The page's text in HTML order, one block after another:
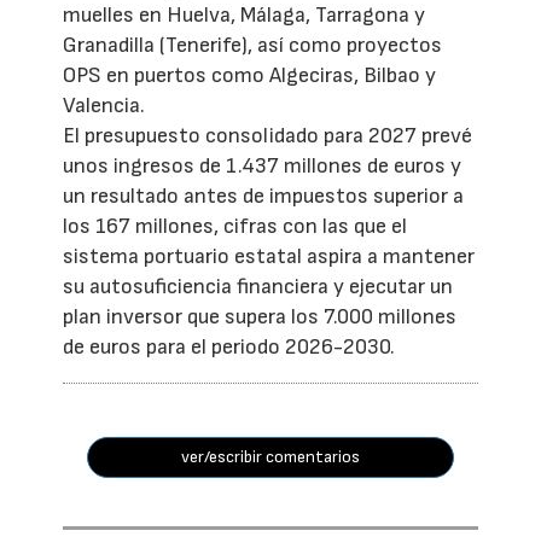
muelles en Huelva, Málaga, Tarragona y
Granadilla (Tenerife), así como proyectos
OPS en puertos como Algeciras, Bilbao y
Valencia.
El presupuesto consolidado para 2027 prevé
unos ingresos de 1.437 millones de euros y
un resultado antes de impuestos superior a
los 167 millones, cifras con las que el
sistema portuario estatal aspira a mantener
su autosuficiencia financiera y ejecutar un
plan inversor que supera los 7.000 millones
de euros para el periodo 2026-2030.
ver/escribir comentarios